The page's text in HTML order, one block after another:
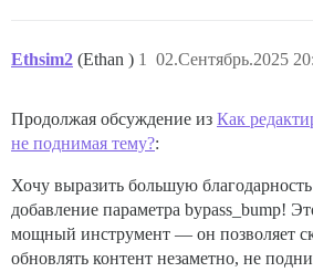
Ethsim2 (Ethan ) 02.Сентябрь.2025
1
Продолжая обсуждение из Как
не поднимая тему?:
Хочу выразить большую
добавление параметра bypass_bump!
мощный инструмент — он позволяет
обновлять контент незаметно, не